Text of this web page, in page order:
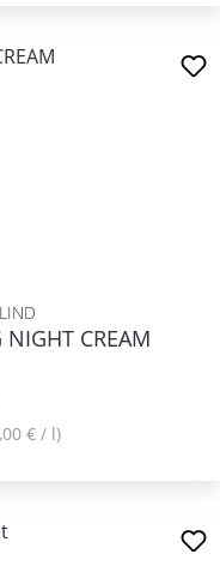
CREAM
€ / l)